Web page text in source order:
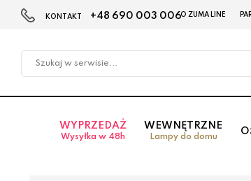
w
KONTAKT +48 690 003 006O ZUMA LINE
WYPRZEDAŻ
Wysyłka w 48h
WEWNĘTRZNE
Lampy do domu